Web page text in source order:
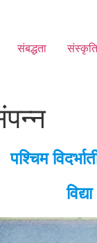
संबद्धता संस्कृति
पश्चिम